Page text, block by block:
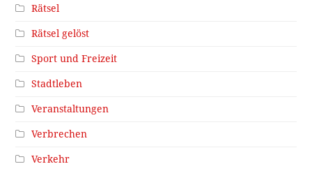
Rätsel
Rätsel gelöst
Sport und Freizeit
Stadtleben
Veranstaltungen
Verbrechen
Verkehr